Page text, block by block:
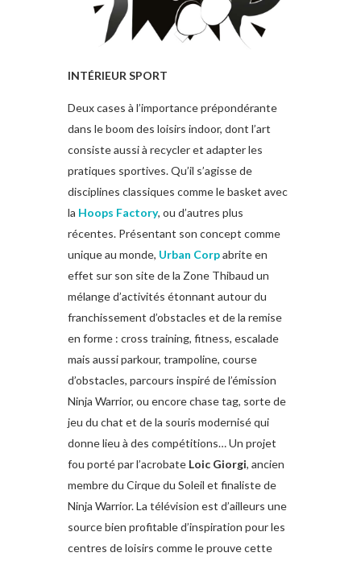
INTÉRIEUR SPORT
Deux cases à l’importance prépondérante
dans le boom des loisirs indoor, dont l’art
consiste aussi à recycler et adapter les
pratiques sportives. Qu’il s’agisse de
disciplines classiques comme le basket avec
la Hoops Factory, ou d’autres plus
récentes. Présentant son concept comme
unique au monde, Urban Corpabrite en
effet sur son site de la Zone Thibaud un
mélange d’activités étonnant autour du
franchissement d’obstacles et de la remise
en forme : cross training, fitness, escalade
mais aussi parkour, trampoline, course
d’obstacles, parcours inspiré de l’émission
Ninja Warrior, ou encore chase tag, sorte de
jeu du chat et de la souris modernisé qui
donne lieu à des compétitions… Un projet
fou porté par l’acrobate Loic Giorgi, ancien
membre du Cirque du Soleil et finaliste de
Ninja Warrior. La télévision est d’ailleurs une
source bien profitable d’inspiration pour les
centres de loisirs comme le prouve cette